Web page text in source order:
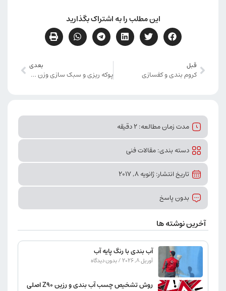
این مطلب را به اشتراک بگذارید
قبل
کروم بندی و کفسازی
بعدی
پوکه ریزی و سبک سازی وزن سازه
مدت زمان مطالعه: 2 دقیقه
دسته بندی:مقالات فنی
تاریخ انتشار: ژانویه 8, 2017
بدون پاسخ
آخرین نوشته ها
آب بندی با رنگ پایه آب
آوریل 8, 2026 بدون دیدگاه
روش تشخیص چسب آب بندی و رزین Z90 اصلی